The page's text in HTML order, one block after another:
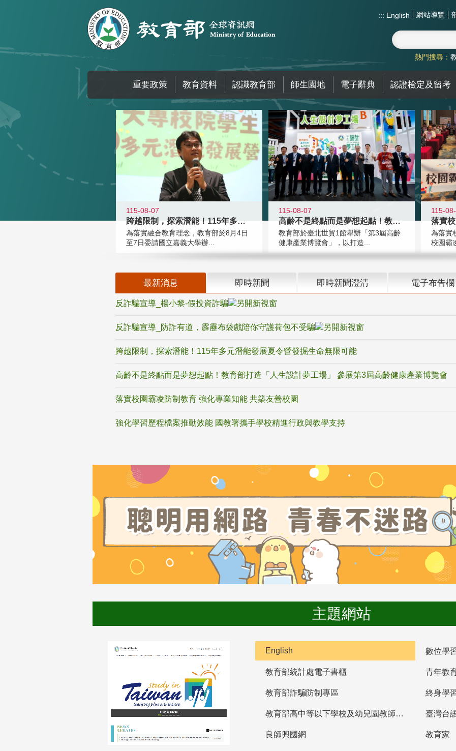
::: English 網站導覽
熱門搜尋：
重要政策 教育資料 認識教育部 師生園地 電子辭典 認證檢定及留考
:::
115-08-07
跨越限制，探索潛能！115年多元潛
為落實融合教育理念，教育部於8月4日
至7日委請國立嘉義大學辦...
115-08-07
高齡不是終點而是夢想起點！教育部打
教育部於臺北世貿1館舉辦「第3屆高齡
健康產業博覽會」，以打造...
115-
為落實
校園霸
最新消息 即時新聞 即時新聞澄清 電子布告欄
反詐騙宣導_楊小黎-假投資詐騙
反詐騙宣導_防詐有道，霹靂布袋戲陪你守護荷包不受騙
跨越限制，探索潛能！115年多元潛能發展夏令營發掘生命無限可能
高齡不是終點而是夢想起點！教育部打造「人生設計夢工場」 參展第3屆高齡健康產業博覽會
落實校園霸凌防制教育 強化專業知能 共築友善校園
強化學習歷程檔案推動效能 國教署攜手學校精進行政與教學支持
主題網站
English 數位學
教育部統計處電子書櫃 青年教
教育部詐騙防制專區 終身學
教育部高中等以下學校及幼兒園教師資格檢定考試 臺灣台
良師興國網
教育家